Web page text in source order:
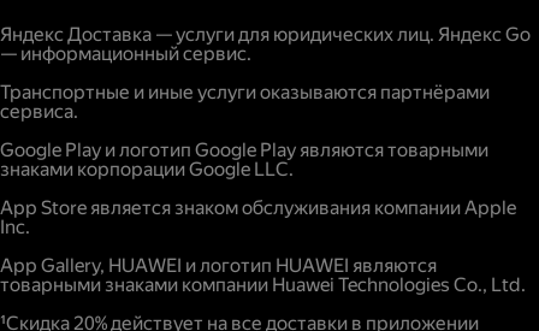
Яндекс Доставка — услуги для юридических лиц. Яндекс Go
— информационный сервис.
Транспортные и иные услуги оказываются партнёрами
сервиса.
Google Play и логотип Google Play являются товарными
знаками корпорации Google LLC.
App Store является знаком обслуживания компании Apple
Inc.
App Gallery, HUAWEI и логотип HUAWEI являются
товарными знаками компании Huawei Technologies Co., Ltd.
¹Скидка 20% действует на все доставки в приложении